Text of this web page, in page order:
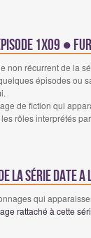
1x09 ●
non récurrent de la
épisodes ou
de fiction qui
rôles interprétés
la série Date A
qui
rattaché à cette